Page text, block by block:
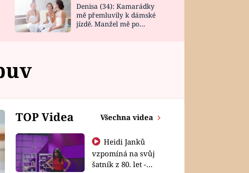
Denisa (34): Kamarádky
mě přemluvily k dámské
jízdě. Manžel mě po
TOP Videa Všechna videa
Heidi Janků
vzpomíná na svůj
šatník z 80. let -